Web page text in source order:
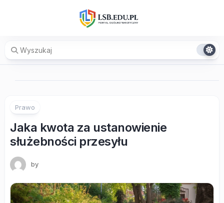
Prawo
Jaka kwota za ustanowienie
służebności przesyłu
by